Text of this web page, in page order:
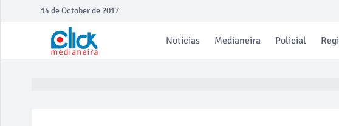
14 de October de 2017
Notícias Medianeira Policial